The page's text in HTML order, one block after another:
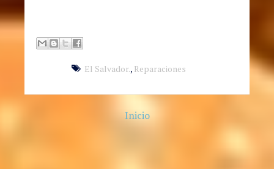
El Salvador., Reparaciones
Inicio